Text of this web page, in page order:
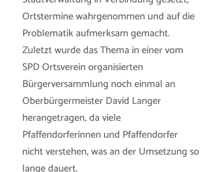
Ortstermine wahrgenommen und auf die
Problematik aufmerksam gemacht.
Zuletzt wurde das Thema in einer vom
SPD Ortsverein organisierten
Bürgerversammlung noch einmal an
Oberbürgermeister David Langer
herangetragen, da viele
Pfaffendorferinnen und Pfaffendorfer
nicht verstehen, was an der Umsetzung so
lange dauert.